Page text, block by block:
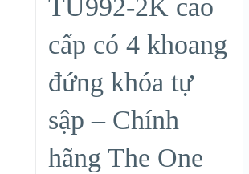
TU992-2K cao
cấp có 4 khoang
đứng khóa tự
sập – Chính
hãng The One